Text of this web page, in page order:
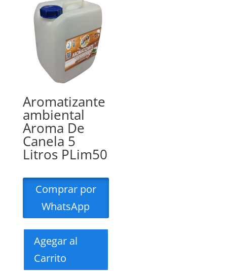
Aromatizante
ambiental
Aroma De
Canela 5
Litros PLim50
Comprar por
WhatsApp
Agegar al
Carrito